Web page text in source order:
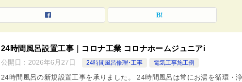
24時間風呂設置工事｜コロナ工業 コロナホームジュニアi
公開日： 2026年6月27日 24時間風呂修理･工事 電気工事施工例
24時間風呂の新規設置工事を承りました。 24時間風呂は常にお湯を循環・浄